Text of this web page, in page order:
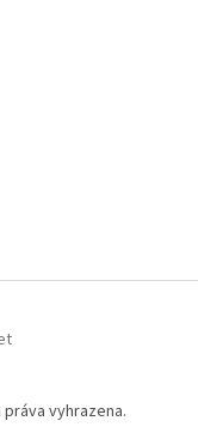
práva vyhrazena.